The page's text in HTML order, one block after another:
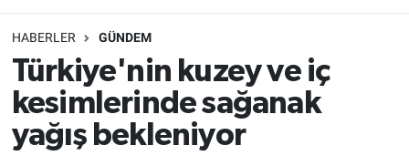
HABERLER GÜNDEM
Türkiye'nin kuzey ve iç
kesimlerinde sağanak
yağış bekleniyor
Türkiye
Politika
Ekonomi
İstanbul Namaz Vakitleri
İstanbul Trafik Yoğunluk Haritası
Süper Lig Puan Durumu ve Fikstür